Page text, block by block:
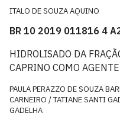
ITALO DE SOUZA AQUINO
BR 10 2019 011816 4
HIDROLISADO DA
CAPRINO COMO
PAULA PERAZZO DE SOUZA
CARNEIRO / TATIANE SANTI
GADELHA